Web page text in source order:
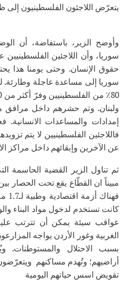
يتعرّض اللاجئون الفلسطينيون
وأوضح الزير، باستفاضة، أن
سوريا، وأن اللاجئين
ولبنان. وتم حشرهم داخل مرافق
إمدادات والمساعدات
فاللاجئين الفلسطينيين لا يتم
عن الآخرين وإبقائهم داخل مراكز
ثم تناول الزير القضية الحاسمة
مبيناً ان القطّاع يقع تحت الحصار
كانت تستخدم لدخول مواد البناء
عواقب سيئة يمكن أن تترتب
الغربية وغور الأردن يواجه
بسبب الاحتلال
أراضيهم؛ وتُهدم مساكنهم
تقويض اسس حياتهم اليومية